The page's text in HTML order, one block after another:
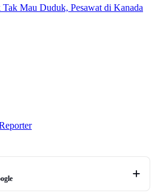
Tak Mau Duduk, Pesawat di Kanada